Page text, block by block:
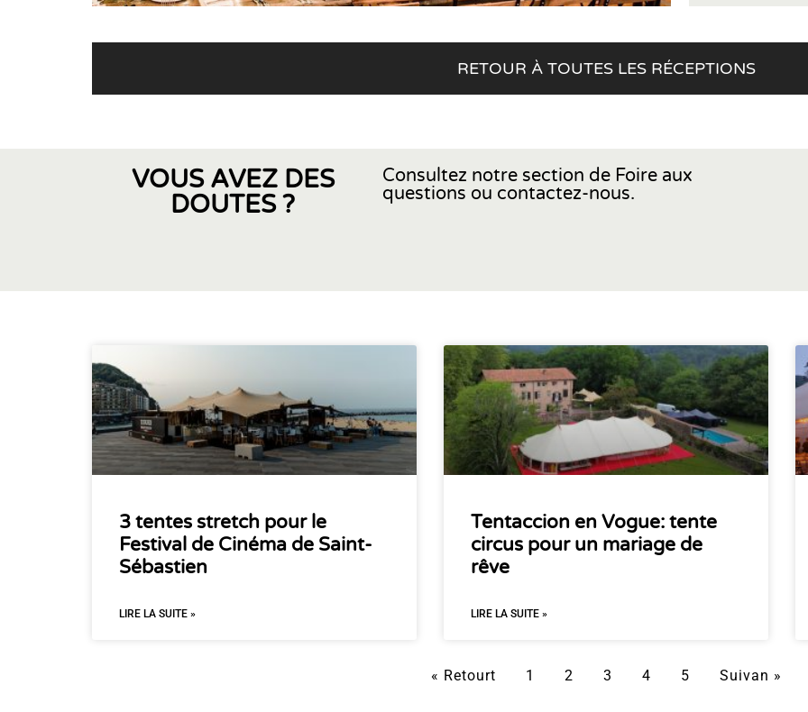
RETOUR À TOUTES LES RÉCEPTIONS
VOUS AVEZ DES
DOUTES ?
Consultez notre section de Foire aux
questions ou contactez-nous.
3 tentes stretch pour le
Festival de Cinéma de Saint-
Sébastien
LIRE LA SUITE »
Tentaccion en Vogue: tente
circus pour un mariage de
rêve
LIRE LA SUITE »
« Retourt 1 2 3 4 5 Suivan »